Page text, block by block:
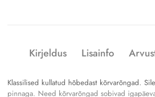
Kirjeldus Lisainfo
Klassilised kullatud hõbedast kõrvarõngad.
pinnaga. Need kõrvarõngad sobivad